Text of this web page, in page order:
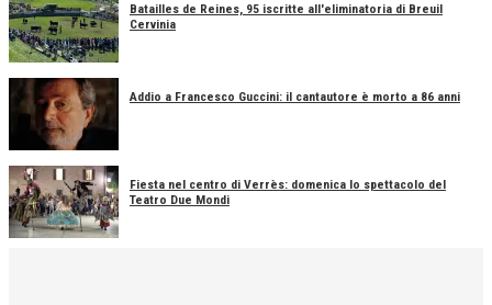
Batailles de Reines, 95 iscritte all'eliminatoria di Breuil
Cervinia
Addio a Francesco Guccini: il cantautore è morto a 86 anni
Fiesta nel centro di Verrès: domenica lo spettacolo del
Teatro Due Mondi